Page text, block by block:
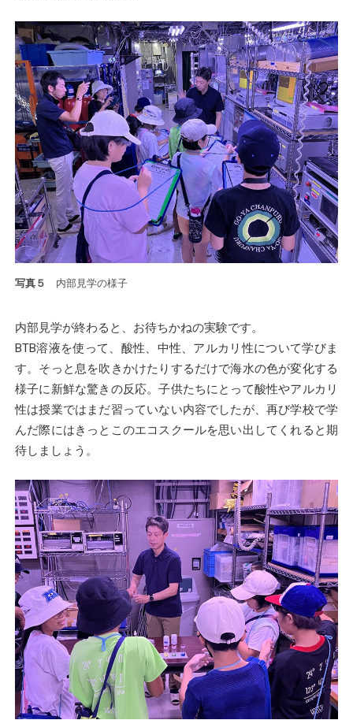
写真５ 内部見学の様子
内部見学が終わると、お待ちかねの実験です。
BTB溶液を使って、酸性、中性、アルカリ性について学びま
す。そっと息を吹きかけたりするだけで海水の色が変化する
様子に新鮮な驚きの反応。子供たちにとって酸性やアルカリ
性は授業ではまだ習っていない内容でしたが、再び学校で学
んだ際にはきっとこのエコスクールを思い出してくれると期
待しましょう。